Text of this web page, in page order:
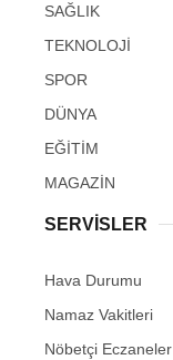
SAĞLIK
TEKNOLOJİ
SPOR
DÜNYA
EĞİTİM
MAGAZİN
SERVİSLER
Hava Durumu
Namaz Vakitleri
Nöbetçi Eczaneler